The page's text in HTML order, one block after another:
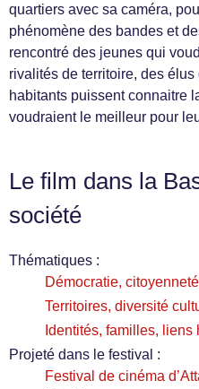
quartiers avec sa caméra,
phénomène des bandes et
rencontré des jeunes qui
rivalités de territoire, des
habitants puissent connaitre
voudraient le meilleur pour
Le film dans la
société
Thématiques :
Démocratie,
Territoires, diversité
Identités, familles, liens
Projeté dans le festival :
Festival de cinéma